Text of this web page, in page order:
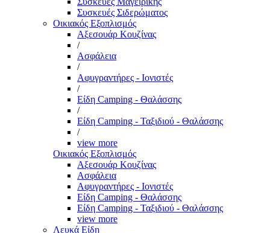
Συσκευές Σιδερώματος
Οικιακός Εξοπλισμός
Αξεσουάρ Κουζίνας
/
Ασφάλεια
/
Αφυγραντήρες - Ιονιστές
/
Είδη Camping - Θαλάσσης
/
Είδη Camping - Ταξιδιού - Θαλάσσης
/
view more
Οικιακός Εξοπλισμός
Αξεσουάρ Κουζίνας
Ασφάλεια
Αφυγραντήρες - Ιονιστές
Είδη Camping - Θαλάσσης
Είδη Camping - Ταξιδιού - Θαλάσσης
view more
Λευκά Είδη